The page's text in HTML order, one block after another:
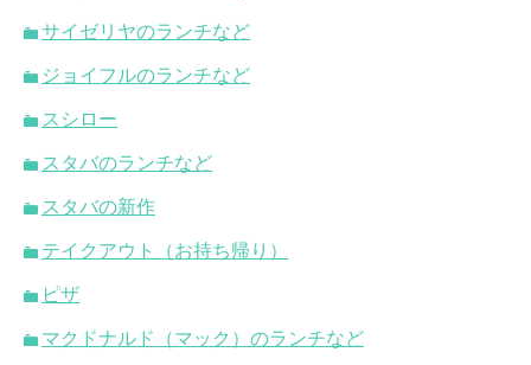
サイゼリヤのランチなど
ジョイフルのランチなど
スシロー
スタバのランチなど
スタバの新作
テイクアウト（お持ち帰り）
ピザ
マクドナルド（マック）のランチなど